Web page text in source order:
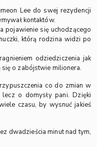
Lee do swej rezydencji
kontaktów.
pojawienie się uchodzącego
którą rodzina widzi po
odziedziczenia jak
o zabójstwie milionera.
co do zmian w
o domysły pani. Dzięki
czasu, by wysnuć jakieś
dwadzieścia minut nad tym,